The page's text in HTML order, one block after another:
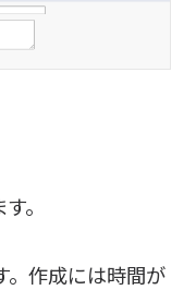
。
作成には時間が